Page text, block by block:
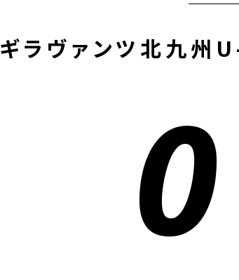
ギラヴァンツ北九州
0